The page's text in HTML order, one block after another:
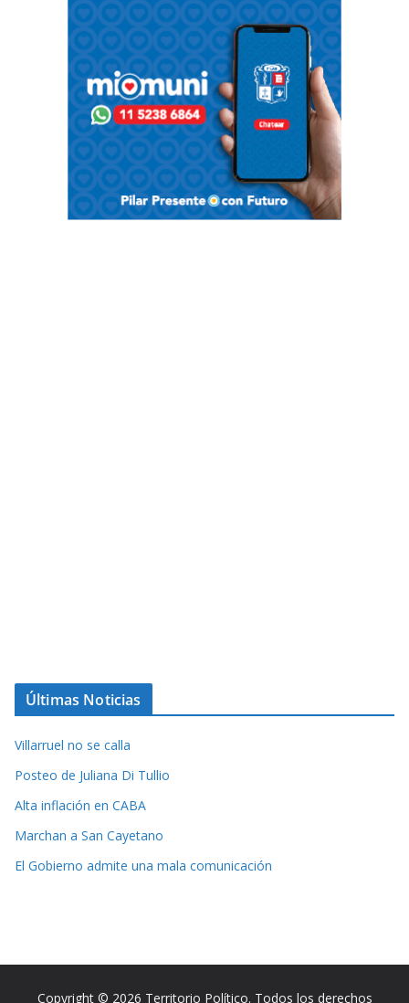
Últimas Noticias
Villarruel no se calla
Posteo de Juliana Di Tullio
Alta inflación en CABA
Marchan a San Cayetano
El Gobierno admite una mala comunicación
Copyright © 2026 Territorio Político. Todos los derechos